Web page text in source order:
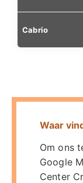
Cabrio
Waar
Om ons
Google
Center